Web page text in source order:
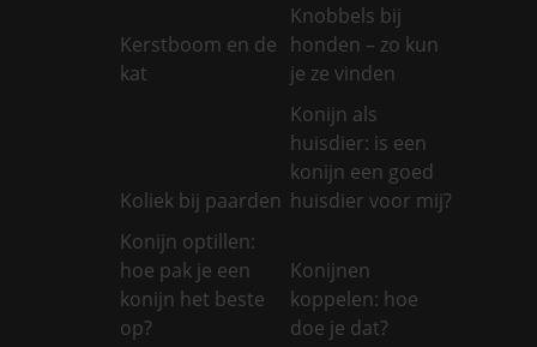
Kerstboom en de
kat
Knobbels bij
honden – zo kun
je ze vinden
Koliek bij paarden
Konijn als
huisdier: is een
konijn een goed
huisdier voor mij?
Konijn optillen:
hoe pak je een
konijn het beste
op?
Konijnen
koppelen: hoe
doe je dat?